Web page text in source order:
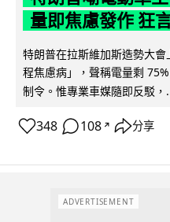
量即焦慮發作 狂
特朗普在拉斯維加斯造勢大
程焦慮病」，聲稱電量剩
制令。惟專業車媒隨即反駁，
348 108 ↗ 分享
ADVERTISEMENT